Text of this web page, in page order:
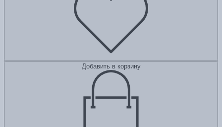
Добавить в корзину